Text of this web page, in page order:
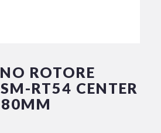
ROTORE
RT54 CENTER